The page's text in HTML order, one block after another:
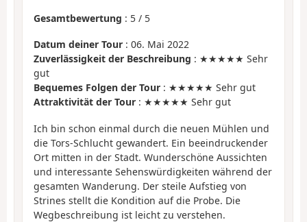
Gesamtbewertung : 5 / 5
Datum deiner Tour : 06. Mai 2022
Zuverlässigkeit der Beschreibung : ★★★★★ Sehr
gut
Bequemes Folgen der Tour : ★★★★★ Sehr gut
Attraktivität der Tour : ★★★★★ Sehr gut
Ich bin schon einmal durch die neuen Mühlen und
die Tors-Schlucht gewandert. Ein beeindruckender
Ort mitten in der Stadt. Wunderschöne Aussichten
und interessante Sehenswürdigkeiten während der
gesamten Wanderung. Der steile Aufstieg von
Strines stellt die Kondition auf die Probe. Die
Wegbeschreibung ist leicht zu verstehen.